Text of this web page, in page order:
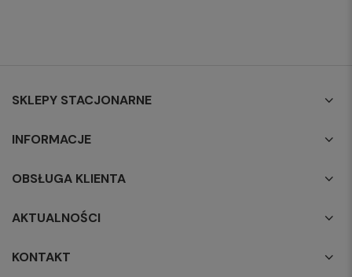
SKLEPY STACJONARNE
INFORMACJE
OBSŁUGA KLIENTA
AKTUALNOŚCI
KONTAKT